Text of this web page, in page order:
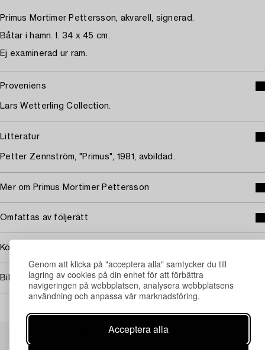
Genom att klicka på "acceptera alla" samtycker du till
lagring av cookies på din enhet för att förbättra
navigeringen på webbplatsen, analysera webbplatsens
användning och anpassa vår marknadsföring.
Acceptera alla
Primus Mortimer Pettersson, akvarell, signerad.
Båtar i hamn. I. 34 x 45 cm.
Ej examinerad ur ram.
Proveniens
Lars Wetterling Collection.
Litteratur
Petter Zennström, "Primus", 1981, avbildad.
Mer om Primus Mortimer Pettersson
Omfattas av följerätt
Köpinformation
Bildrättigheter
Andra har även tittat på